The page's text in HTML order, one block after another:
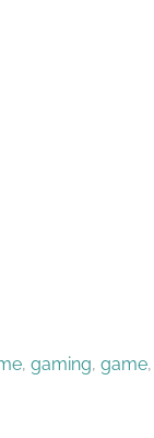
, gaming, game,